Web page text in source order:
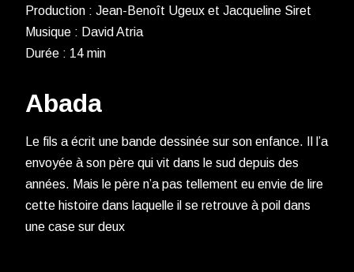
Production : Jean-Benoît Ugeux et Jacqueline Siret
Musique : David Atria
Durée : 14 min
Abada
Le fils a écrit une bande dessinée sur son enfance. Il l’a
envoyée à son père qui vit dans le sud depuis des
années. Mais le père n’a pas tellement eu envie de lire
cette histoire dans laquelle il se retrouve à poil dans
une case sur deux